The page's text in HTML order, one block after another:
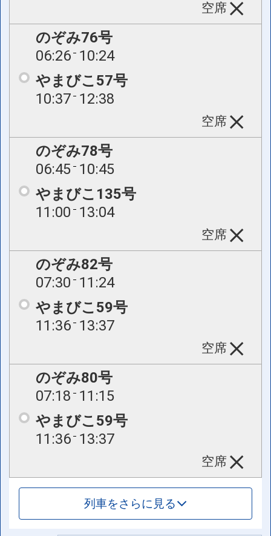
空席
のぞみ76号
06:26 10:24
やまびこ57号
10:37 12:38
空席
のぞみ78号
06:45 10:45
やまびこ135号
11:00 13:04
空席
のぞみ82号
07:30 11:24
やまびこ59号
11:36 13:37
空席
のぞみ80号
07:18 11:15
やまびこ59号
11:36 13:37
空席
列車をさらに見る